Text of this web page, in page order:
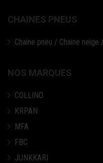
CHAINES PNEUS
Chaine pneu / Chaine neige
NOS MARQUES
COLLINO
KRPAN
MFA
FBC
JUNKKARI